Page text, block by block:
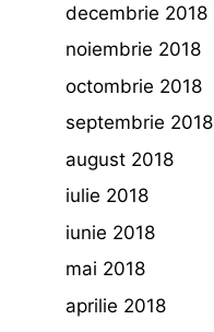
decembrie 2018
noiembrie 2018
octombrie 2018
septembrie 2018
august 2018
iulie 2018
iunie 2018
mai 2018
aprilie 2018